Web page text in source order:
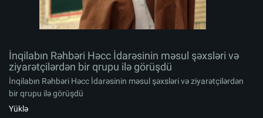
İnqilabın Rəhbəri Həcc İdarəsinin məsul şəxsləri və
ziyarətçilərdən bir qrupu ilə görüşdü
İnqilabın Rəhbəri Həcc İdarəsinin məsul şəxsləri və ziyarətçilərdən
bir qrupu ilə görüşdü
Yüklə